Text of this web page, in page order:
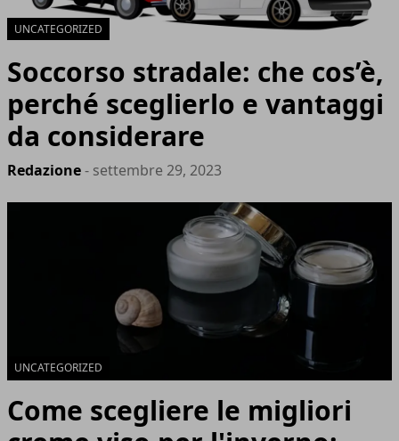
UNCATEGORIZED
Soccorso stradale: che cos’è,
perché sceglierlo e vantaggi
da considerare
Redazione- settembre 29, 2023
UNCATEGORIZED
Come scegliere le migliori